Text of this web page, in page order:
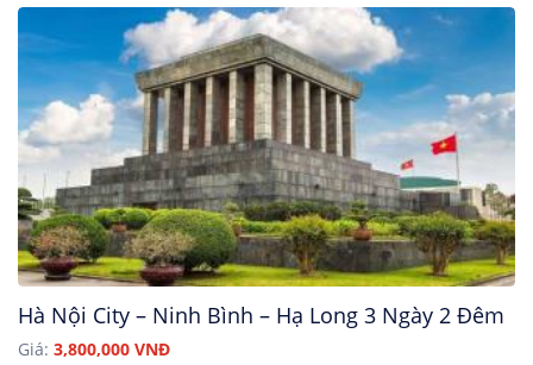
Hà Nội City – Ninh Bình – Hạ Long 3 Ngày 2 Đêm
Giá: 3,800,000 VNĐ